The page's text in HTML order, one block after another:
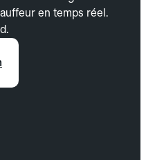
en temps réel.